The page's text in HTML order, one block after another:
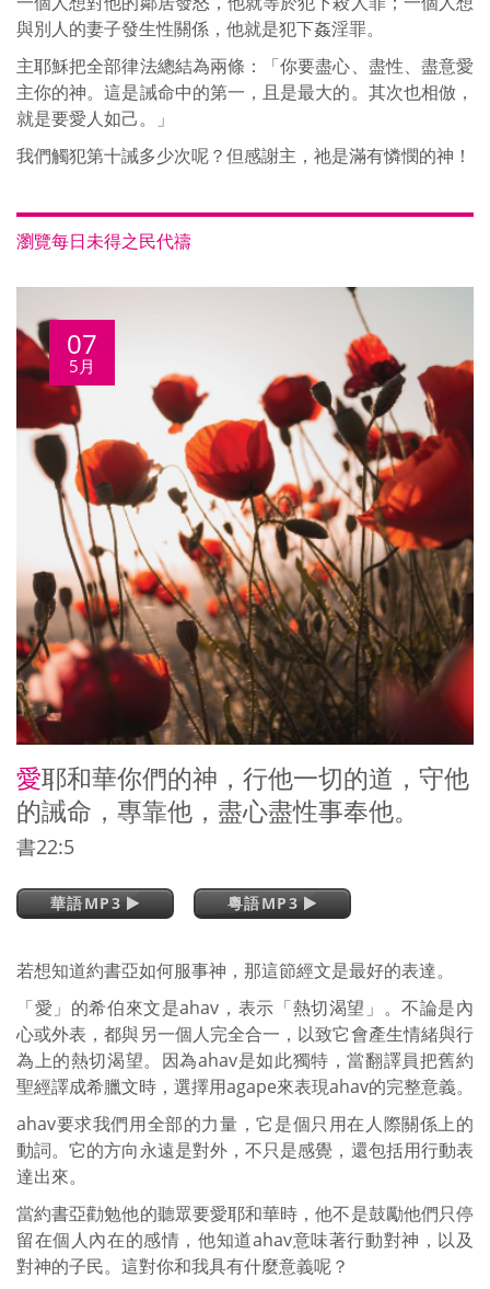
與別人的妻子發生性關係，他就是犯下姦淫罪。
主耶穌把全部律法總結為兩條：「你要盡心、盡性、盡意愛
主你的神。這是誡命中的第一，且是最大的。其次也相倣，
就是要愛人如己。」
我們觸犯第十誡多少次呢？但感謝主，祂是滿有憐憫的神！
瀏覽每日未得之民代禱
07
5月
愛耶和華你們的神，行他一切的道，守他
的誡命，專靠他，盡心盡性事奉他。
書22:5
華語MP3 粵語MP3
若想知道約書亞如何服事神，那這節經文是最好的表達。
「愛」的希伯來文是ahav，表示「熱切渴望」。不論是內
心或外表，都與另一個人完全合一，以致它會產生情緒與行
為上的熱切渴望。因為ahav是如此獨特，當翻譯員把舊約
聖經譯成希臘文時，選擇用agape來表現ahav的完整意義。
ahav要求我們用全部的力量，它是個只用在人際關係上的
動詞。它的方向永遠是對外，不只是感覺，還包括用行動表
達出來。
當約書亞勸勉他的聽眾要愛耶和華時，他不是鼓勵他們只停
留在個人內在的感情，他知道ahav意味著行動對神，以及
對神的子民。這對你和我具有什麼意義呢？